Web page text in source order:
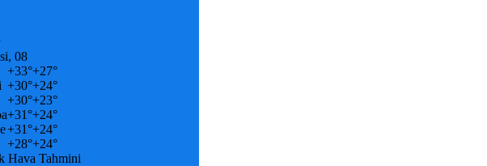
08
+33°+27°
+30°+24°
+30°+23°
+31°+24°
+31°+24°
+28°+24°
Hava Tahmini